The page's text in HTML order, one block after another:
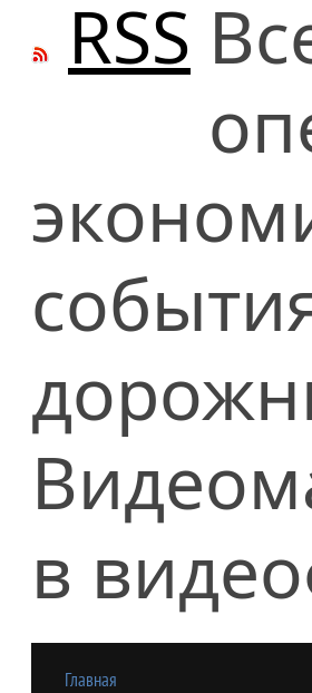
RSS
в
Главная